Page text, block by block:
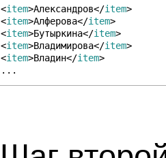
<item>Александров</item>
<item>Алферова</item>
<item>Бутыркина</item>
<item>Владимирова</item>
<item>Владин</item>
...